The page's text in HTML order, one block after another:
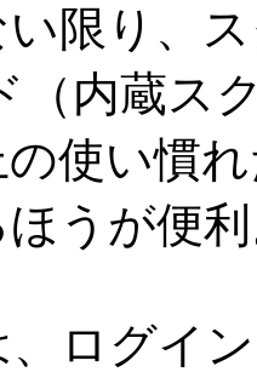
限り、
（内蔵ス
の使い慣
うが便
ログイ